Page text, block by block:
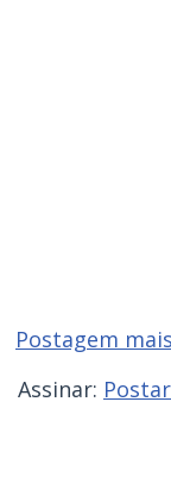
Postagem
Assinar: